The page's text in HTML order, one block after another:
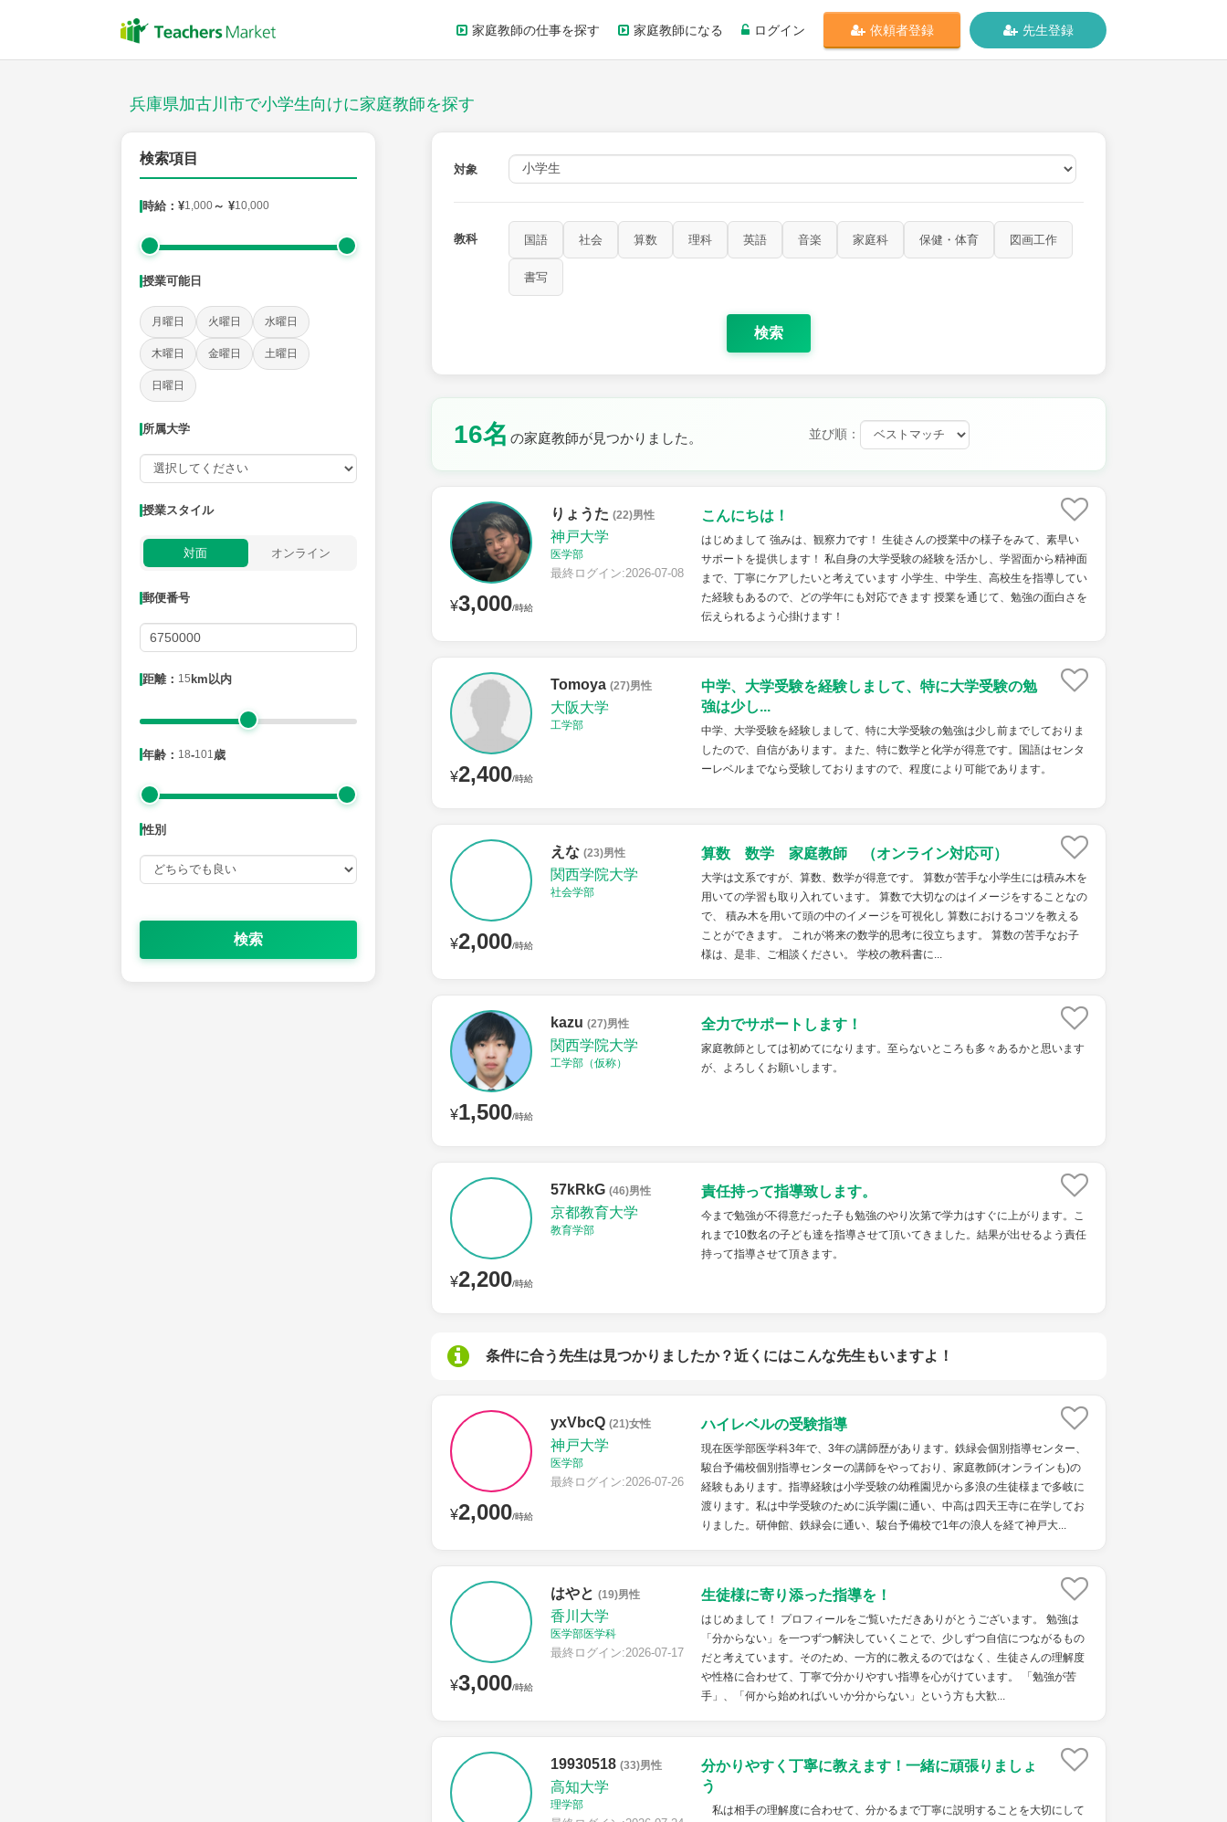
家庭教師の仕事を探す 家庭教師になる ログイン 依頼者登録 先生登録
兵庫県加古川市で小学生向けに家庭教師を探す
検索項目
時給：¥1,000～ ¥10,000
授業可能日
月曜日 火曜日 水曜日
木曜日 金曜日 土曜日
日曜日
所属大学
授業スタイル
対面 オンライン
郵便番号
距離： 15 km以内
年齢： 18-101 歳
性別
検索
対象
教科 国語 社会 算数 理科 英語 音楽 家庭科 保健・体育 図画工作
書写
検索
16名 の家庭教師が見つかりました。 並び順：
¥3,000/時給
りょうた (22)男性
神戸大学
医学部
最終ログイン:2026-07-08
こんにちは！
はじめまして 強みは、観察力です！ 生徒さんの授業中の様子をみて、素早い
サポートを提供します！ 私自身の大学受験の経験を活かし、学習面から精神面
まで、丁寧にケアしたいと考えています 小学生、中学生、高校生を指導してい
た経験もあるので、どの学年にも対応できます 授業を通じて、勉強の面白さを
伝えられるよう心掛けます！
¥2,400/時給
Tomoya (27)男性
大阪大学
工学部
中学、大学受験を経験しまして、特に大学受験の勉
強は少し...
中学、大学受験を経験しまして、特に大学受験の勉強は少し前までしておりま
したので、自信があります。また、特に数学と化学が得意です。国語はセンタ
ーレベルまでなら受験しておりますので、程度により可能であります。
¥2,000/時給
えな (23)男性
関西学院大学
社会学部
算数 数学 家庭教師 （オンライン対応可）
大学は文系ですが、算数、数学が得意です。 算数が苦手な小学生には積み木を
用いての学習も取り入れています。 算数で大切なのはイメージをすることなの
で、 積み木を用いて頭の中のイメージを可視化し 算数におけるコツを教える
ことができます。 これが将来の数学的思考に役立ちます。 算数の苦手なお子
様は、是非、ご相談ください。 学校の教科書に...
¥1,500/時給
kazu (27)男性
関西学院大学
工学部（仮称）
全力でサポートします！
家庭教師としては初めてになります。至らないところも多々あるかと思います
が、よろしくお願いします。
¥2,200/時給
57kRkG (46)男性
京都教育大学
教育学部
責任持って指導致します。
今まで勉強が不得意だった子も勉強のやり次第で学力はすぐに上がります。こ
れまで10数名の子ども達を指導させて頂いてきました。結果が出せるよう責任
持って指導させて頂きます。
条件に合う先生は見つかりましたか？近くにはこんな先生もいますよ！
¥2,000/時給
yxVbcQ (21)女性
神戸大学
医学部
最終ログイン:2026-07-26
ハイレベルの受験指導
現在医学部医学科3年で、3年の講師歴があります。鉄緑会個別指導センター、
駿台予備校個別指導センターの講師をやっており、家庭教師(オンラインも)の
経験もあります。指導経験は小学受験の幼稚園児から多浪の生徒様まで多岐に
渡ります。私は中学受験のために浜学園に通い、中高は四天王寺に在学してお
りました。研伸館、鉄緑会に通い、駿台予備校で1年の浪人を経て神戸大...
¥3,000/時給
はやと (19)男性
香川大学
医学部医学科
最終ログイン:2026-07-17
生徒様に寄り添った指導を！
はじめまして！ プロフィールをご覧いただきありがとうございます。 勉強は
「分からない」を一つずつ解決していくことで、少しずつ自信につながるもの
だと考えています。そのため、一方的に教えるのではなく、生徒さんの理解度
や性格に合わせて、丁寧で分かりやすい指導を心がけています。 「勉強が苦
手」、「何から始めればいいか分からない」という方も大歓...
19930518 (33)男性
高知大学
理学部
分かりやすく丁寧に教えます！一緒に頑張りましょ
う
私は相手の理解度に合わせて、分かるまで丁寧に説明することを大切にして
授業スタイル
社会 算数 理科
時給：¥1,000 ～ ¥10,000
授業可能日
月曜日 火曜日 日曜日
距離：15km以内
年齢：18-101歳